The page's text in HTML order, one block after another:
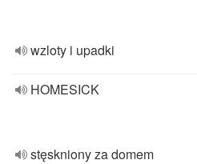
wzloty i upadki
HOMESICK
stęskniony za domem